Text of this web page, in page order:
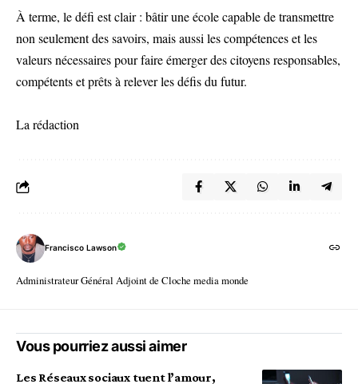
À terme, le défi est clair : bâtir une école capable de transmettre
non seulement des savoirs, mais aussi les compétences et les
valeurs nécessaires pour faire émerger des citoyens responsables,
compétents et prêts à relever les défis du futur.
La rédaction
Francisco Lawson
Administrateur Général Adjoint de Cloche media monde
Vous pourriez aussi aimer
Les Réseaux sociaux tuent l’amour,